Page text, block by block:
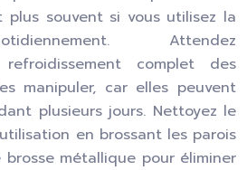
souvent si vous utilisez la
Attendez
complet des
manipuler, car elles peuvent
plusieurs jours. Nettoyez le
en brossant les parois
métallique pour éliminer